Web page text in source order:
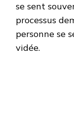
se sent
processus
personne se
vidée.